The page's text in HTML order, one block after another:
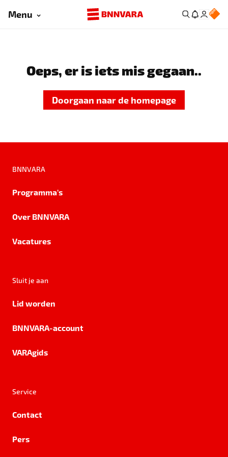
Menu
Oeps, er is iets mis gegaan..
Doorgaan naar de homepage
BNNVARA
Programma's
Over BNNVARA
Vacatures
Sluit je aan
Lid worden
BNNVARA-account
VARAgids
Service
Contact
Pers